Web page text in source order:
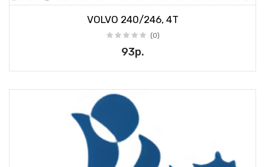
VOLVO 240/246, 4T
(0)
93р.